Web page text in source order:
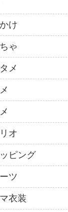
け
ゃ
メ
オ
ピング
ツ
衣装